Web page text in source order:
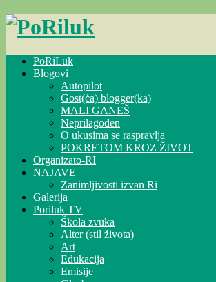
Skip
PoRiLuk
Blogovi
Autopilot
Gost(ća) blogger(ka)
MALI GANEŠ
Neprilagođen
O ukusima se raspravlja
POKRETOM KROZ ŽIVOT
Organizato-RI
NAJAVE
Zanimljivosti izvan Ri
Galerija
Poriluk TV
Škola zvuka
Alter (stil života)
Art
Edukacija
Emisije